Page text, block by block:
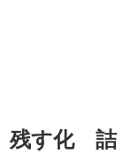
残す化 詰